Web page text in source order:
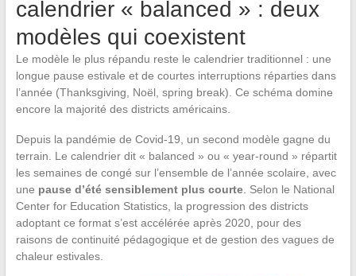
calendrier « balanced » : deux
modèles qui coexistent
Le modèle le plus répandu reste le calendrier traditionnel : une
longue pause estivale et de courtes interruptions réparties dans
l’année (Thanksgiving, Noël, spring break). Ce schéma domine
encore la majorité des districts américains.
Depuis la pandémie de Covid-19, un second modèle gagne du
terrain. Le calendrier dit « balanced » ou « year-round » répartit
les semaines de congé sur l’ensemble de l’année scolaire, avec
une pause d’été sensiblement plus courte. Selon le National
Center for Education Statistics, la progression des districts
adoptant ce format s’est accélérée après 2020, pour des
raisons de continuité pédagogique et de gestion des vagues de
chaleur estivales.